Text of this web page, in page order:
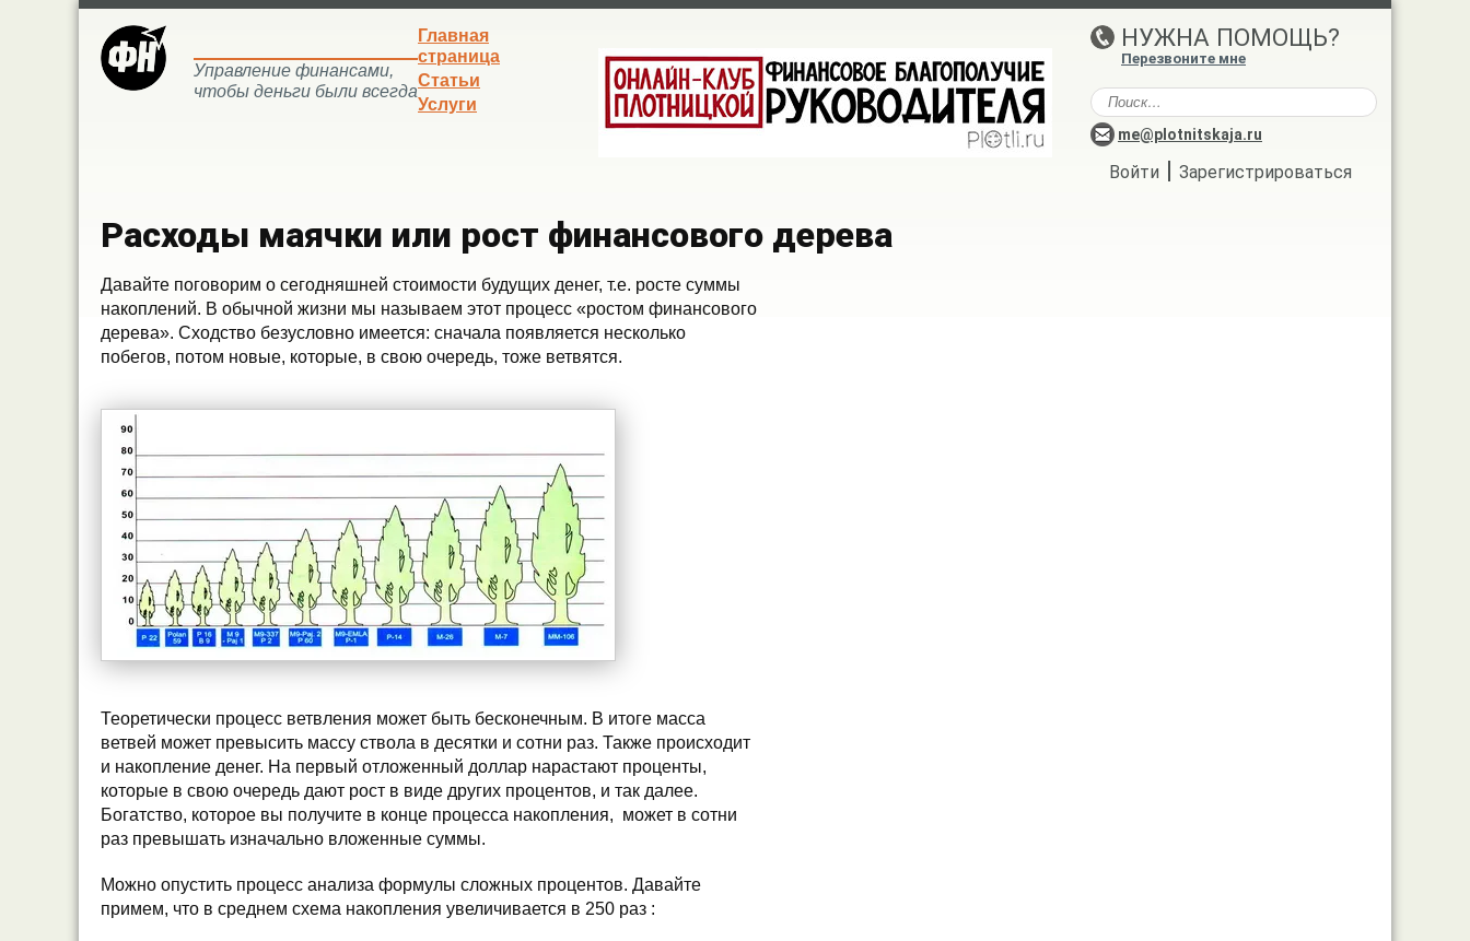
Управление финансами,
чтобы деньги были всегда
Главная
страница
Статьи
Услуги
НУЖНА ПОМОЩЬ?
Перезвоните мне
me@plotnitskaja.ru
Войти | Зарегистрироваться
Расходы маячки или рост финансового дерева
Давайте поговорим о сегодняшней стоимости будущих денег, т.е. росте суммы
накоплений. В обычной жизни мы называем этот процесс «ростом финансового
дерева». Сходство безусловно имеется: сначала появляется несколько
побегов, потом новые, которые, в свою очередь, тоже ветвятся.
Теоретически процесс ветвления может быть бесконечным. В итоге масса
ветвей может превысить массу ствола в десятки и сотни раз. Также происходит
и накопление денег. На первый отложенный доллар нарастают проценты,
которые в свою очередь дают рост в виде других процентов, и так далее.
Богатство, которое вы получите в конце процесса накопления, может в сотни
раз превышать изначально вложенные суммы.
Можно опустить процесс анализа формулы сложных процентов. Давайте
примем, что в среднем схема накопления увеличивается в 250 раз :